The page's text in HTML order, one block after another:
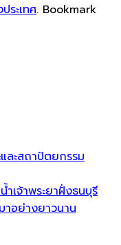
ระเทศ. Bookmark
ละสถาปัตยกรรม
เจ้าพระยาฝั่งธนบุรี
าอย่างยาวนาน